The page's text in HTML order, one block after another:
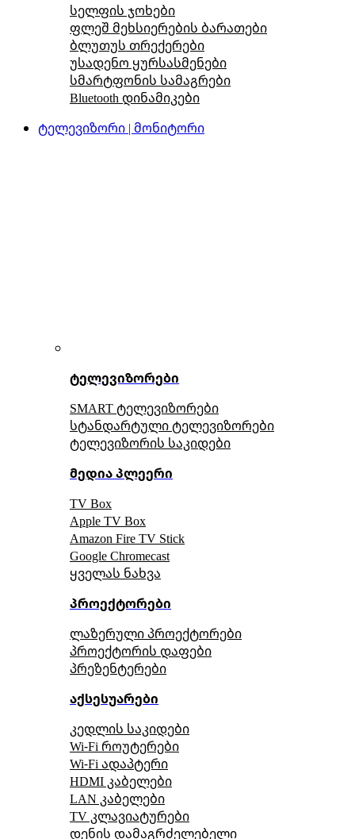
სელფის ჯოხები
ფლეშ მეხსიერების ბარათები
ბლუთუს თრექერები
უსადენო ყურსასმენები
სმარტფონის სამაგრები
Bluetooth დინამიკები
ტელევიზორი | მონიტორი
ტელევიზორები
SMART ტელევიზორები
სტანდარტული ტელევიზორები
ტელევიზორის საკიდები
მედია პლეერი
TV Box
Apple TV Box
Amazon Fire TV Stick
Google Chromecast
ყველას ნახვა
პროექტორები
ლაზერული პროექტორები
პროექტორის დაფები
პრეზენტერები
აქსესუარები
კედლის საკიდები
Wi-Fi როუტერები
Wi-Fi ადაპტერი
HDMI კაბელები
LAN კაბელები
TV კლავიატურები
დენის დამაგრძელებელი